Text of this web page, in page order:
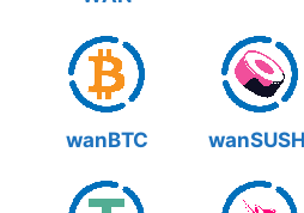
wanBTC